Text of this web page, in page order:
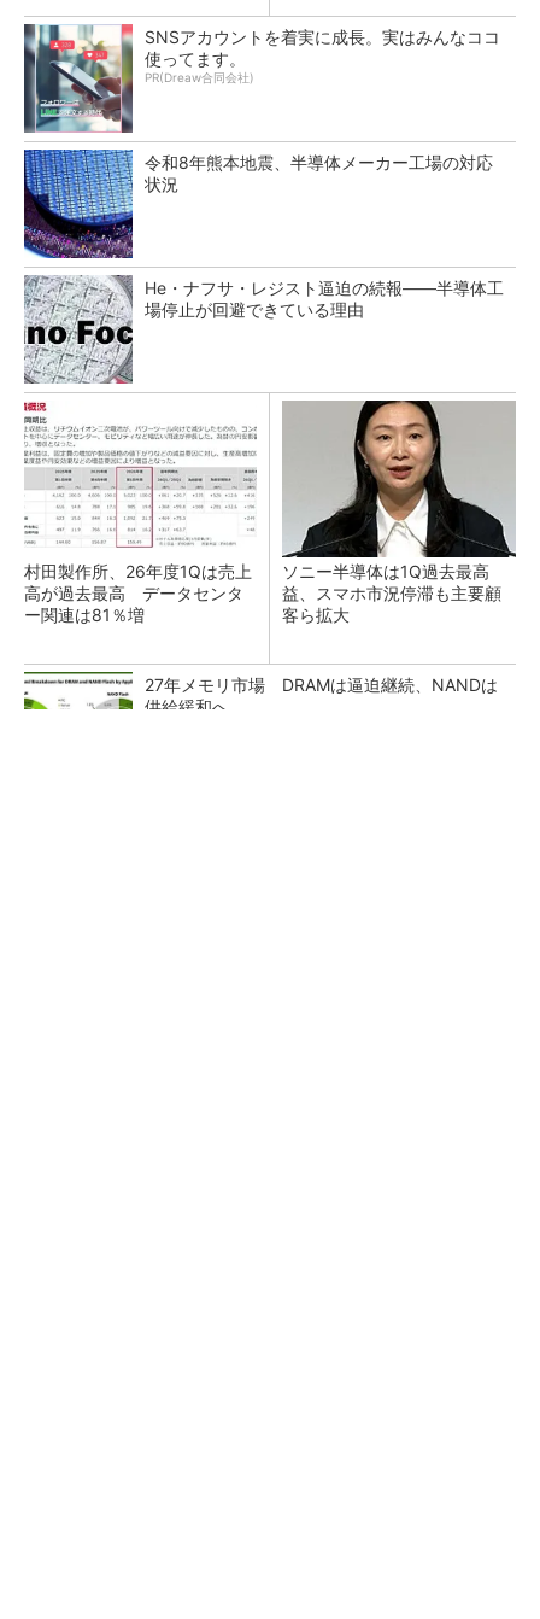
SNSアカウントを着実に成長。実はみんなココ
使ってます。
PR(Dreaw合同会社)
令和8年熊本地震、半導体メーカー工場の対応
状況
He・ナフサ・レジスト逼迫の続報――半導体工
場停止が回避できている理由
村田製作所、26年度1Qは売上
高が過去最高 データセンタ
ー関連は81％増
ソニー半導体は1Q過去最高
益、スマホ市況停滞も主要顧
客ら拡大
27年メモリ市場 DRAMは逼迫継続、NANDは
供給緩和へ